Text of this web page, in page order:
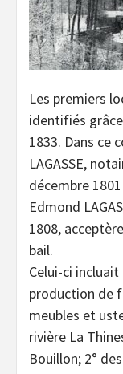
Les premiers
identifiés
1833. Dans ce
LAGASSE,
décembre
Edmond
1808,
bail.
Celui-ci incluait
production de
meubles et
rivière La
Bouillon; 2°